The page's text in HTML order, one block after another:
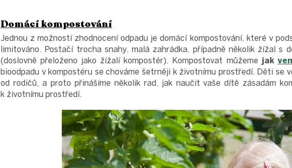
Domácí kompostování
Jednou z možností zhodnocení odpadu je domácí kompostování, které v
limitováno. Postačí trocha snahy, malá zahrádka, případně několik žížal s
(doslovně přeloženo jako žížalí kompostér). Kompostovat můžeme jak
bioodpadu v kompostéru se chováme šetrněji k životnímu prostředí. Děti se
od rodičů, a proto přinášíme několik rad, jak naučit vaše dítě zásadám
k životnímu prostředí.